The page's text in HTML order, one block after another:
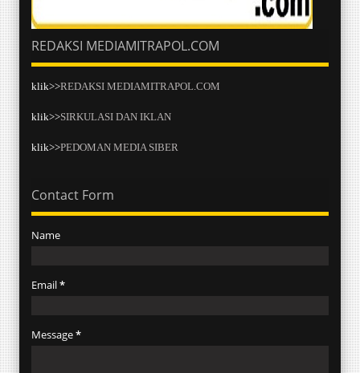
REDAKSI MEDIAMITRAPOL.COM
klik>>REDAKSI MEDIAMITRAPOL.COM
klik>>SIRKULASI DAN IKLAN
klik>>PEDOMAN MEDIA SIBER
Contact Form
Name
Email*
Message*